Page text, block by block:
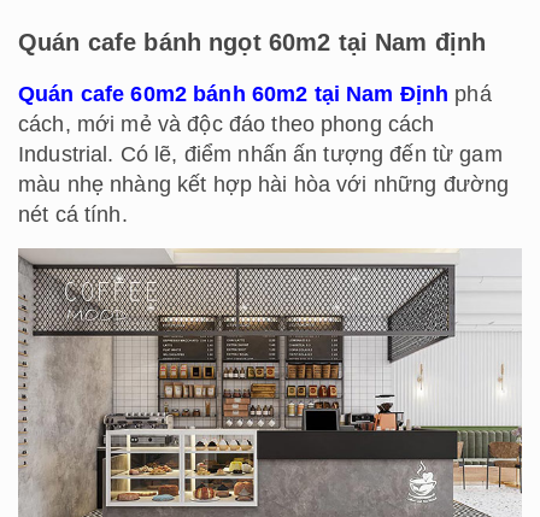
Quán cafe bánh ngọt 60m2 tại Nam định
Quán cafe 60m2 bánh 60m2 tại Nam Định phá
cách, mới mẻ và độc đáo theo phong cách
Industrial. Có lẽ, điểm nhấn ấn tượng đến từ gam
màu nhẹ nhàng kết hợp hài hòa với những đường
nét cá tính.